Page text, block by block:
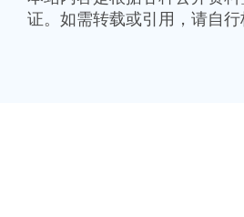
证。如需转载或引用，请自